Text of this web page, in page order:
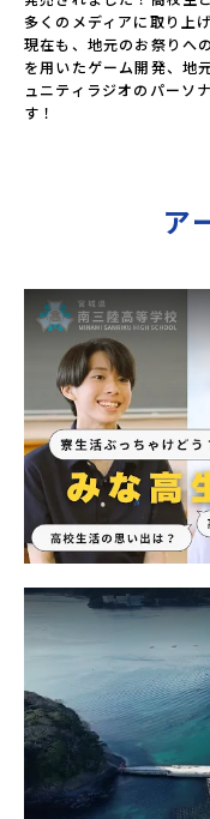
多くのメディアに取り上
現在も、地元のお祭りへ
を用いたゲーム開発、地
ュニティラジオのパーソ
す！
ア